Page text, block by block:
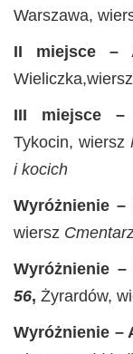
Warszawa,
II miejsce –
Wieliczka,wiersz
III miejsce –
Tykocin, wiersz
i kocich
Wyróżnienie –
wiersz
Wyróżnienie –
56, Żyrardów,
Wyróżnienie –